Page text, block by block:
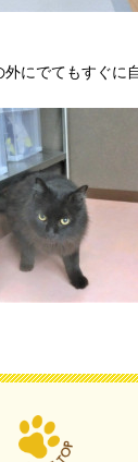
にでてもすぐに